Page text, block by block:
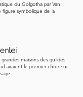
du Golgotha par Van
figure symbolique de la
maisons des guildes
avaient le premier choix sur